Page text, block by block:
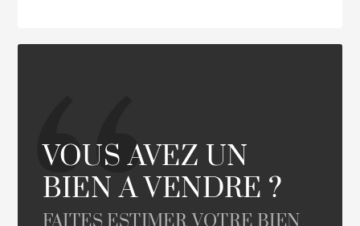
VOUS AVEZ UN
BIEN A VENDRE ?
FAITES ESTIMER VOTRE BIEN